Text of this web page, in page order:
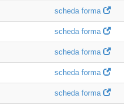
scheda forma
scheda forma
scheda forma
scheda forma
scheda forma